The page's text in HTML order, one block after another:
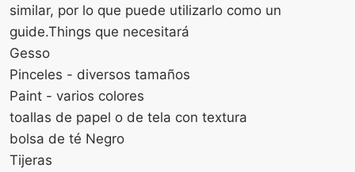
similar, por lo que puede utilizarlo como un
guide.Things que necesitará
Gesso
Pinceles - diversos tamaños
Paint - varios colores
toallas de papel o de tela con textura
bolsa de té Negro
Tijeras